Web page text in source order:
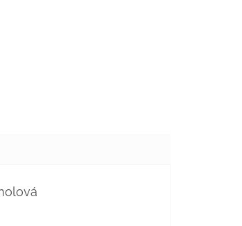
je 5 z 5 hvězdiček.